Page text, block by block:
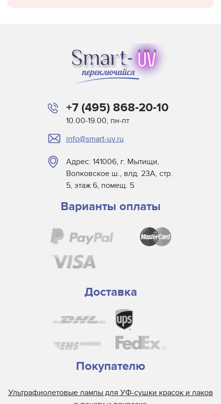
+7 (495) 868-20-10
10.00-19.00, пн-пт
info@smart-uv.ru
Адрес: 141006, г. Мытищи,
Волковское ш., влд. 23А, стр.
5, этаж 6, помещ. 5
Варианты оплаты
Доставка
Покупателю
Ультрафиолетовые лампы для УФ-сушки красок и лаков